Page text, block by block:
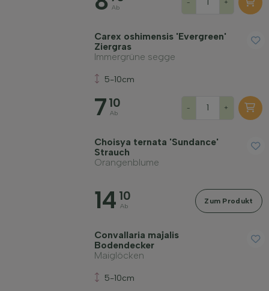
Ab
- +
Carex oshimensis 'Evergreen'
Ziergras
Immergrüne segge
5-10cm
7 10
Ab
- +
Choisya ternata 'Sundance'
Strauch
Orangenblume
14 10
Ab
Zum Produkt
Convallaria majalis
Bodendecker
Maiglöcken
5-10cm